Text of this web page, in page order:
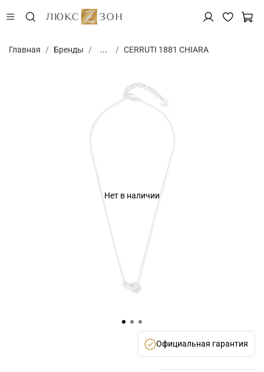
Главная Бренды ... CERRUTI 1881 CHIARA
Нет в наличии
Официальная гарантия